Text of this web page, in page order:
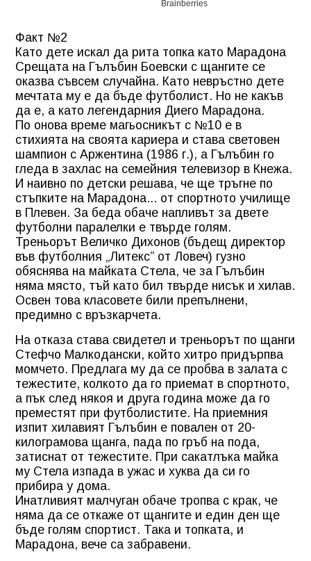
Факт №2
Като дете искал да рита топка като Марадона
Срещата на Гълъбин Боевски с щангите се
оказва съвсем случайна. Като невръстно дете
мечтата му е да бъде футболист. Но не какъв
да е, а като легендарния Диего Марадона.
По онова време магьосникът с №10 е в
стихията на своята кариера и става световен
шампион с Аржентина (1986 г.), а Гълъбин го
гледа в захлас на семейния телевизор в Кнежа.
И наивно по детски решава, че ще тръгне по
стъпките на Марадона... от спортното училище
в Плевен. За беда обаче напливът за двете
футболни паралелки е твърде голям.
Треньорът Величко Дихонов (бъдещ директор
във футболния „Литекс” от Ловеч) гузно
обяснява на майката Стела, че за Гълъбин
няма място, тъй като бил твърде нисък и хилав.
Освен това класовете били препълнени,
предимно с връзкарчета.
На отказа става свидетел и треньорът по щанги
Стефчо Малкодански, който хитро придърпва
момчето. Предлага му да се пробва в залата с
тежестите, колкото да го приемат в спортното,
а пък след някоя и друга година може да го
преместят при футболистите. На приемния
изпит хилавият Гълъбин е повален от 20-
килограмова щанга, пада по гръб на пода,
затиснат от тежестите. При сакатлъка майка
му Стела изпада в ужас и хуква да си го
прибира у дома.
Инатливият малчуган обаче тропва с крак, че
няма да се откаже от щангите и един ден ще
бъде голям спортист. Така и топката, и
Марадона, вече са забравени.